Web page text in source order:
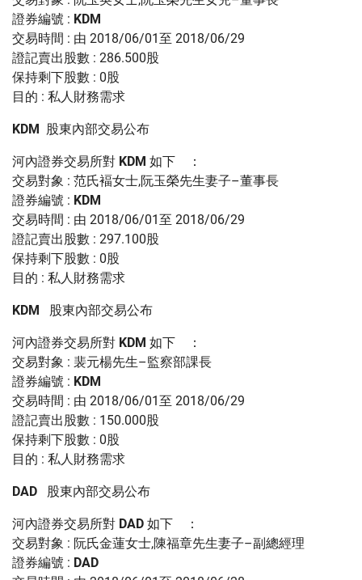
證券編號 : KDM
交易時間 : 由 2018/06/01至 2018/06/29
證記賣出股數 : 286.500股
保持剩下股數 : 0股
目的 : 私人財務需求
KDM 股東內部交易公布
河內證券交易所對 KDM 如下 ：
交易對象 : 范氏褔女士,阮玉榮先生妻子–董事長
證券編號 : KDM
交易時間 : 由 2018/06/01至 2018/06/29
證記賣出股數 : 297.100股
保持剩下股數 : 0股
目的 : 私人財務需求
KDM 股東內部交易公布
河內證券交易所對 KDM 如下 ：
交易對象 : 裴元楊先生–監察部課長
證券編號 : KDM
交易時間 : 由 2018/06/01至 2018/06/29
證記賣出股數 : 150.000股
保持剩下股數 : 0股
目的 : 私人財務需求
DAD 股東內部交易公布
河內證券交易所對 DAD 如下 ：
交易對象 : 阮氏金蓮女士,陳福章先生妻子–副總經理
證券編號 : DAD